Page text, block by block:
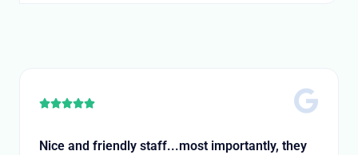
Rated
Nice and friendly staff...most importantly, they